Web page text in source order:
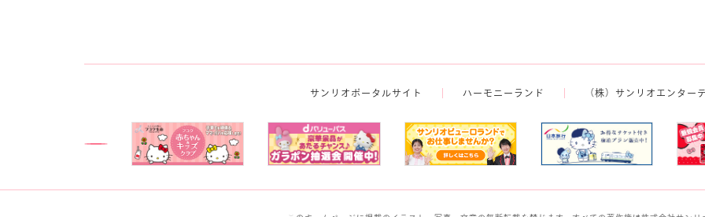
サンリオポータルサイト ハーモニーランド （株）サンリオエンター